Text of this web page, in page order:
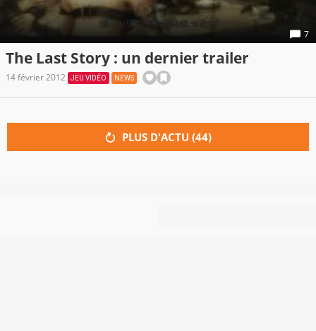
7
The Last Story : un dernier trailer
14 février 2012 JEU VIDÉO NEWS
PLUS D'ACTU (44)